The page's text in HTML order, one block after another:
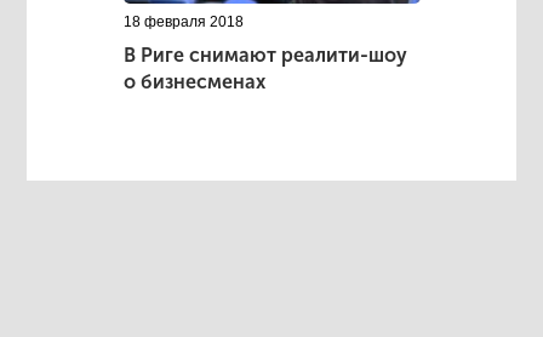
18 февраля 2018
В Риге снимают реалити-шоу
о бизнесменах